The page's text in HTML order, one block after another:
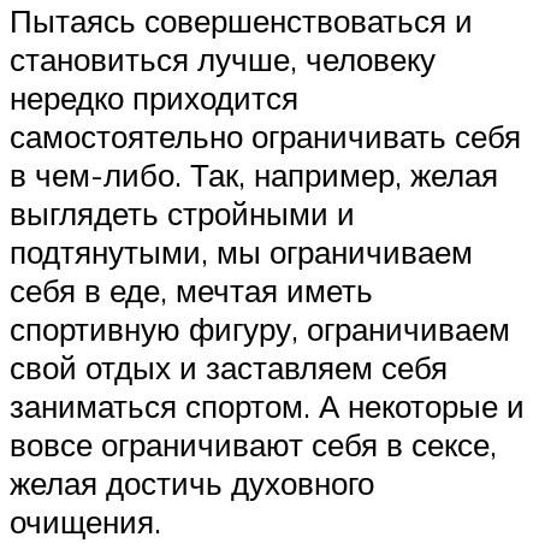
Пытаясь совершенствоваться и
становиться лучше, человеку
нередко приходится
самостоятельно ограничивать себя
в чем-либо. Так, например, желая
выглядеть стройными и
подтянутыми, мы ограничиваем
себя в еде, мечтая иметь
спортивную фигуру, ограничиваем
свой отдых и заставляем себя
заниматься спортом. А некоторые и
вовсе ограничивают себя в сексе,
желая достичь духовного
очищения.